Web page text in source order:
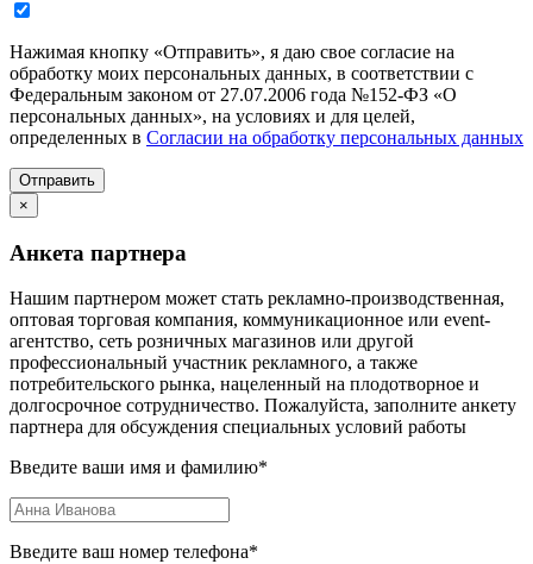
Нажимая кнопку «Отправить», я даю свое согласие на
обработку моих персональных данных, в соответствии с
Федеральным законом от 27.07.2006 года №152-ФЗ «О
персональных данных», на условиях и для целей,
определенных в Согласии на обработку персональных данных
Отправить
×
Анкета партнера
Нашим партнером может стать рекламно-производственная,
оптовая торговая компания, коммуникационное или event-
агентство, сеть розничных магазинов или другой
профессиональный участник рекламного, а также
потребительского рынка, нацеленный на плодотворное и
долгосрочное сотрудничество. Пожалуйста, заполните анкету
партнера для обсуждения специальных условий работы
Введите ваши имя и фамилию*
Введите ваш номер телефона*